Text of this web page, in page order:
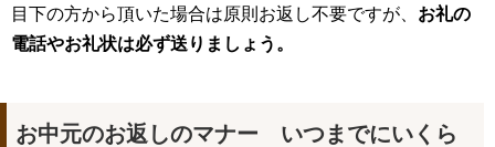
目下の方から頂いた場合は原則お返し不要ですが、 お礼の
電話やお礼状は必ず送りましょう。
お中元のお返しのマナー いつまでにいくら